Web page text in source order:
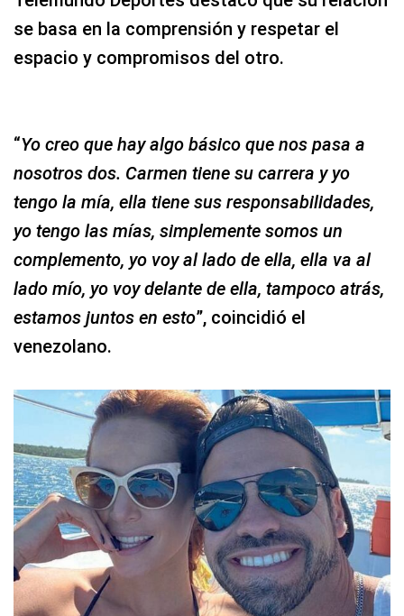
se basa en la comprensión y respetar el
espacio y compromisos del otro.
“Yo creo que hay algo básico que nos pasa a
nosotros dos. Carmen tiene su carrera y yo
tengo la mía, ella tiene sus responsabilidades,
yo tengo las mías, simplemente somos un
complemento, yo voy al lado de ella, ella va al
lado mío, yo voy delante de ella, tampoco atrás,
estamos juntos en esto”, coincidió el
venezolano.